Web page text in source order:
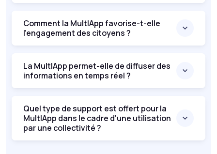
Comment la MultIApp favorise-t-elle
l'engagement des citoyens ?
La MultIApp permet-elle de diffuser des
informations en temps réel ?
Quel type de support est offert pour la
MultIApp dans le cadre d'une utilisation
par une collectivité ?